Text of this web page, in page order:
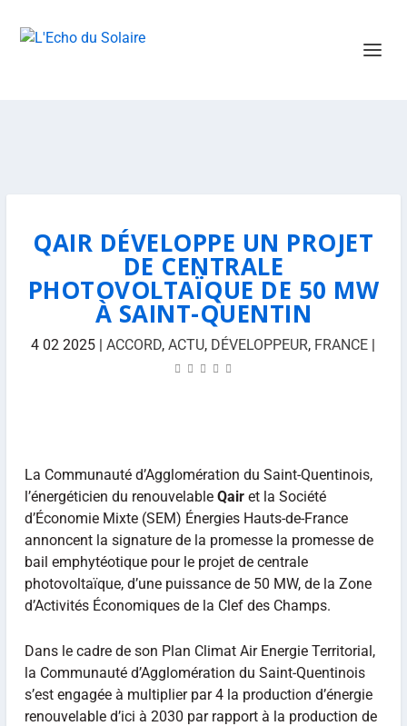
QAIR DÉVELOPPE UN PROJET
DE CENTRALE
PHOTOVOLTAÏQUE DE 50 MW
À SAINT-QUENTIN
4 02 2025 |ACCORD,ACTU, DÉVELOPPEUR, FRANCE |
La Communauté d’Agglomération du Saint-Quentinois,
l’énergéticien du renouvelable Qairet la Société
d’Économie Mixte (SEM) Énergies Hauts-de-France
annoncent la signature de la promesse la promesse de
bail emphytéotique pour le projet de centrale
photovoltaïque, d’une puissance de 50 MW, de la Zone
d’Activités Économiques de la Clef des Champs.
Dans le cadre de son Plan Climat Air Energie Territorial,
la Communauté d’Agglomération du Saint-Quentinois
s’est engagée à multiplier par 4 la production d’énergie
renouvelable d’ici à 2030 par rapport à la production de